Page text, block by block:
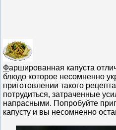
Фаршированная капуста
блюдо которое несомненно
приготовлении такого
потрудиться, затраченные
напрасными. Попробуйте
капусту и вы несомненно